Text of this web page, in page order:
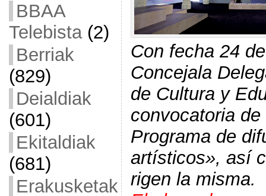
BBAA
Telebista(2)
Berriak
(829)
Deialdiak
(601)
Ekitaldiak
(681)
Erakusketak
Con fecha 24
Concejala
de Cultura y
convocatoria de
Programa de
artísticos», así
rigen la misma.